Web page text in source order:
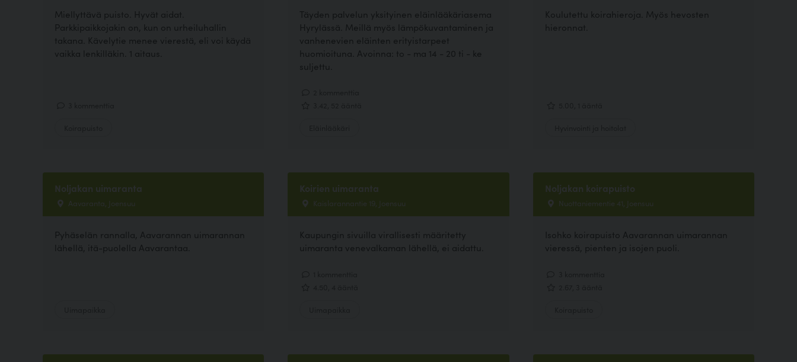
Miellyttävä puisto. Hyvät aidat.
Parkkipaikkojakin on, kun on urheiluhallin
takana. Kävelytie menee vierestä, eli voi käydä
vaikka lenkilläkin. 1 aitaus.
Täyden palvelun yksityinen eläinlääkäriasema
Hyrylässä. Meillä myös lämpökuvantaminen ja
vanhenevien eläinten erityistarpeet
huomioituna. Avoinna: to - ma 14 - 20 ti - ke
suljettu.
Koulutettu koirahieroja. Myös hevosten
hieronnat.
Noljakan uimaranta
Aavaranta, Joensuu
Pyhäselän rannalla, Aavarannan uimarannan
lähellä, itä-puolella Aavarantaa.
Koirien uimaranta
Kaislarannantie 19, Joensuu
Kaupungin sivuilla virallisesti määritetty
uimaranta venevalkaman lähellä, ei aidattu.
Noljakan koirapuisto
Nuottaniementie 41, Joensuu
Isohko koirapuisto Aavarannan uimarannan
vieressä, pienten ja isojen puoli.